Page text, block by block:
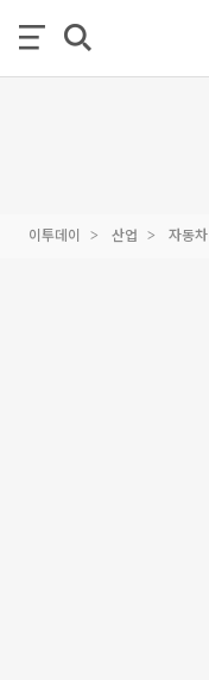
이투데이 산업 자동차